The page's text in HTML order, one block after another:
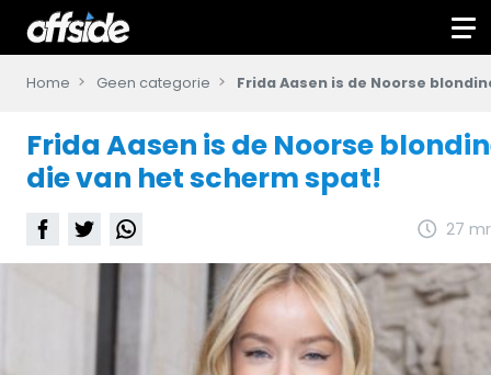
Home Geen categorie Frida Aasen is de Noorse
Frida Aasen is de Noorse
die van het scherm spat!
27